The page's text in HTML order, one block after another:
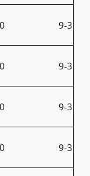
9-31
9-31
9-31
9-31